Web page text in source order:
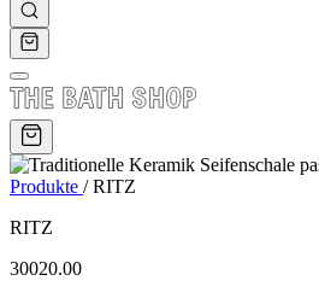
Produkte / RITZ
RITZ
30020.00